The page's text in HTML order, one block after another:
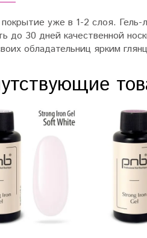
уже в 1-2 слоя. Гель-
до 30 дней качественной
обладательниц ярким